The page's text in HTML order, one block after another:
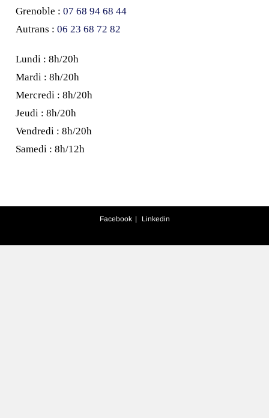
Grenoble :07 68 94 68 44
Autrans :‭06 23 68 72 82‬
Lundi : 8h/20h
Mardi : 8h/20h
Mercredi : 8h/20h
Jeudi : 8h/20h
Vendredi : 8h/20h
Samedi : 8h/12h
Facebook Linkedin